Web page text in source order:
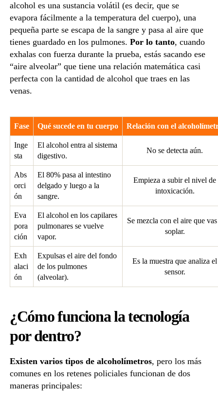
alcohol es una sustancia volátil (es decir, que se
evapora fácilmente a la temperatura del cuerpo), una
pequeña parte se escapa de la sangre y pasa al aire que
tienes guardado en los pulmones. Por lo tanto, cuando
exhalas con fuerza durante la prueba, estás sacando ese
“aire alveolar” que tiene una relación matemática casi
perfecta con la cantidad de alcohol que traes en las
venas.
Fase Qué sucede en tu cuerpo Relación con el
Inge
sta
El alcohol entra al sistema
digestivo.
No se detecta aún.
Abs
orci
ón
El 80% pasa al intestino
delgado y luego a la
sangre.
Empieza a subir el nivel de
intoxicación.
Eva
pora
ción
El alcohol en los capilares
pulmonares se vuelve
vapor.
Se mezcla con el aire que
soplar.
Exh
alaci
ón
Expulsas el aire del fondo
de los pulmones
(alveolar).
Es la muestra que analiza el
sensor.
¿Cómo funciona la tecnología
por dentro?
Existen varios tipos de alcoholímetros, pero los más
comunes en los retenes policiales funcionan de dos
maneras principales: